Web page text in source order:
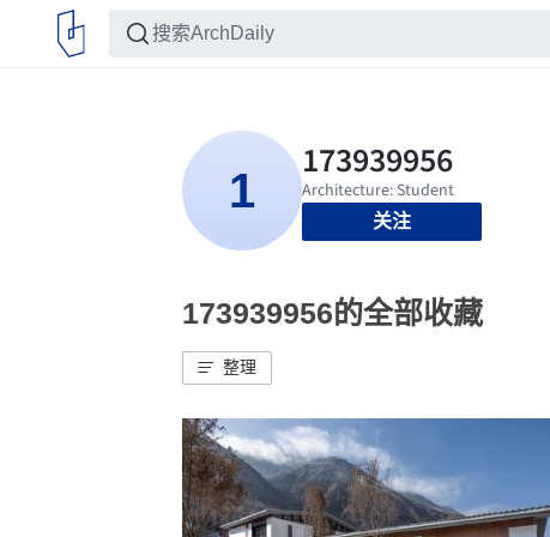
关注
173939956的全部收藏
整理